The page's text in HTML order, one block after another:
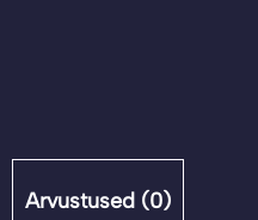
kogus
Arvustused (0)